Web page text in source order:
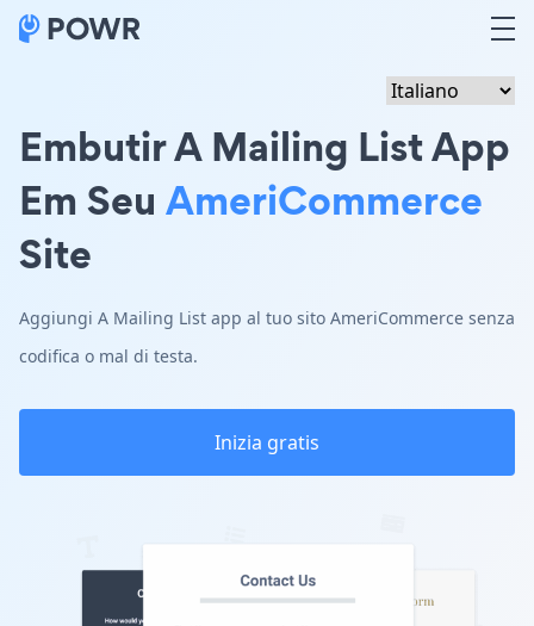
Embutir A Mailing List App
Em Seu AmeriCommerce
Site
Aggiungi A Mailing List app al tuo sito AmeriCommerce senza
codifica o mal di testa.
Inizia gratis